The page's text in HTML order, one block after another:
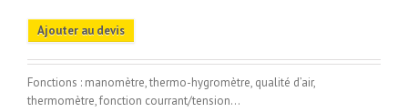
Ajouter au devis
Fonctions : manomètre, thermo-hygromètre, qualité d’air,
thermomètre, fonction courrant/tension…